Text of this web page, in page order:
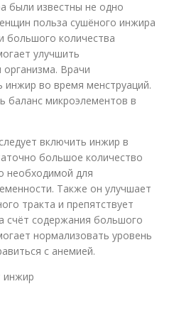
были известны не одно
польза сушёного инжира
большого количества
улучшить
Врачи
инжир во время менструаций.
баланс микроэлементов в
включить инжир в
большое количество
необходимой для
Также он улучшает
тракта и препятствует
счёт содержания большого
нормализовать уровень
с анемией.
инжир